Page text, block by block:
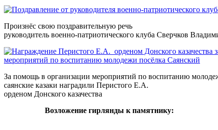
Произнёс свою поздравительную речь
руководитель военно-патриотического клуба Сверчков
За помощь в организации мероприятий по воспитанию
саянские казаки наградили Перистого Е.А.
орденом Донского казачества
Возложение гирлянды к памятнику: